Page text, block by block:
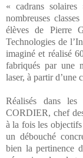
« cadrans
nombreuses
élèves de Pierre
Technologies de
imaginé et réalisé
fabriqués par une
laser, à partir d’une
Réalisés dans
CORDIER, chef
à la fois les
un débouché
bien la pertinence